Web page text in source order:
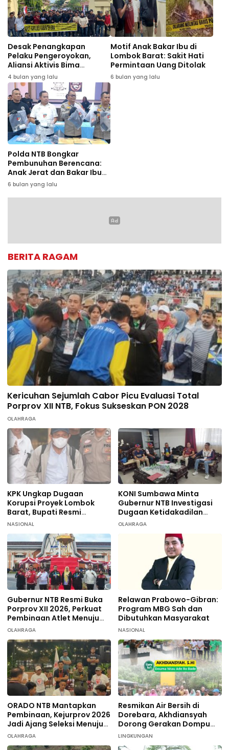
Desak Penangkapan
Pelaku Pengeroyokan,
Aliansi Aktivis Bima
Mataram Gelar Aksi di
Polda NTB
4 bulan yang lalu
Motif Anak Bakar Ibu di
Lombok Barat: Sakit Hati
Permintaan Uang Ditolak
6 bulan yang lalu
Polda NTB Bongkar
Pembunuhan Berencana:
Anak Jerat dan Bakar Ibu
Kandung Demi Hilangkan
6 bulan yang lalu
BERITA RAGAM
Kericuhan Sejumlah Cabor Picu Evaluasi Total
Porprov XII NTB, Fokus Sukseskan PON 2028
OLAHRAGA
KPK Ungkap Dugaan
Korupsi Proyek Lombok
Barat, Bupati Resmi
Tersangka
NASIONAL
KONI Sumbawa Minta
Gubernur NTB Investigasi
Dugaan Ketidakadilan
terhadap 9 Atlet
OLAHRAGA
Gubernur NTB Resmi Buka
Porprov XII 2026, Perkuat
Pembinaan Atlet Menuju
PON 2028
OLAHRAGA
Relawan Prabowo-Gibran:
Program MBG Sah dan
Dibutuhkan Masyarakat
NASIONAL
ORADO NTB Mantapkan
Pembinaan, Kejurprov 2026
Jadi Ajang Seleksi Menuju
Nasional
OLAHRAGA
Resmikan Air Bersih di
Dorebara, Akhdiansyah
Dorong Gerakan Dompu
Hijau
LINGKUNGAN